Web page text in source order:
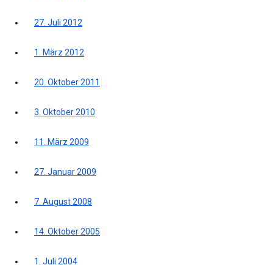
27. Juli 2012
1. März 2012
20. Oktober 2011
3. Oktober 2010
11. März 2009
27. Januar 2009
7. August 2008
14. Oktober 2005
1. Juli 2004